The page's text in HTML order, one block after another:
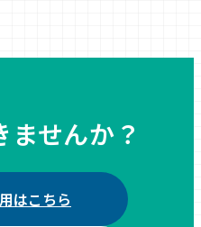
せんか？
はこちら